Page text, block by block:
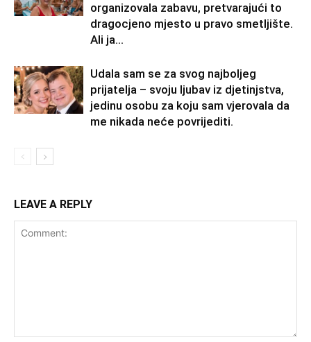
organizovala zabavu, pretvarajući to
dragocjeno mjesto u pravo smetljište.
Ali ja...
Udala sam se za svog najboljeg
prijatelja – svoju ljubav iz djetinjstva,
jedinu osobu za koju sam vjerovala da
me nikada neće povrijediti.
LEAVE A REPLY